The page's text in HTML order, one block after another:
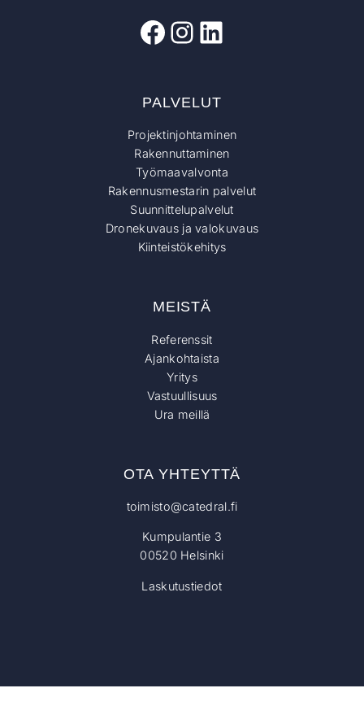
Facebook
Instagram
LinkedIn
PALVELUT
Projektinjohtaminen
Rakennuttaminen
Työmaavalvonta
Rakennusmestarin palvelut
Suunnittelupalvelut
Dronekuvaus ja valokuvaus
Kiinteistökehitys
MEISTÄ
Referenssit
Ajankohtaista
Yritys
Vastuullisuus
Ura meillä
OTA YHTEYTTÄ
toimisto@catedral.fi
Kumpulantie 3
00520 Helsinki
Laskutustiedot